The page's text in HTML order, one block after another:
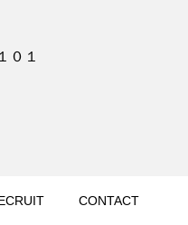
０１
CONTACT